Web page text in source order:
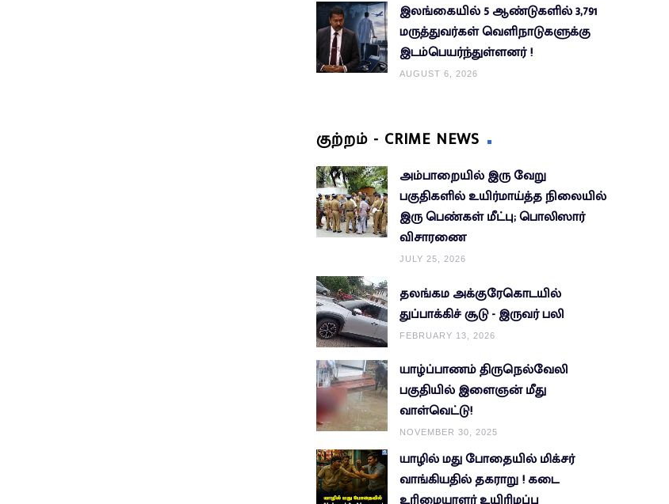
இலங்கையில் 5 ஆண்டுகளில் 3,791
மருத்துவர்கள் வெளிநாடுகளுக்கு
இடம்பெயர்ந்துள்ளனர் !
AUGUST 6, 2026
குற்றம் - CRIME NEWS
அம்பாறையில் இரு வேறு
பகுதிகளில் உயிர்மாய்த்த நிலையில்
இரு பெண்கள் மீட்பு; பொலிஸார்
விசாரணை
JULY 25, 2026
தலங்கம அக்குரேகொடயில்
துப்பாக்கிச் சூடு - இருவர் பலி
FEBRUARY 13, 2026
யாழ்ப்பாணம் திருநெல்வேலி
பகுதியில் இளைஞன் மீது
வாள்வெட்டு!
NOVEMBER 30, 2025
யாழில் மது போதையில் மிக்சர்
வாங்கியதில் தகராறு ! கடை